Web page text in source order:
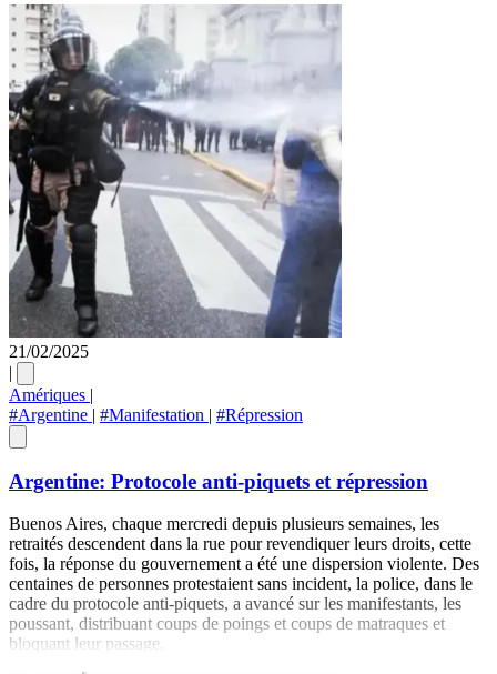
21/02/2025
|
Amériques |
#Argentine | #Manifestation | #Répression
Argentine: Protocole anti-piquets et répression
Buenos Aires, chaque mercredi depuis plusieurs semaines, les
retraités descendent dans la rue pour revendiquer leurs droits, cette
fois, la réponse du gouvernement a été une dispersion violente. Des
centaines de personnes protestaient sans incident, la police, dans le
cadre du protocole anti-piquets, a avancé sur les manifestants, les
poussant, distribuant coups de poings et coups de matraques et
bloquant leur passage.